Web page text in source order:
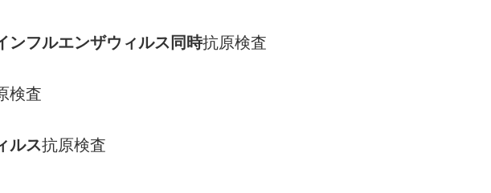
ンフルエンザウィルス同時抗原検査
検査
ルス抗原検査